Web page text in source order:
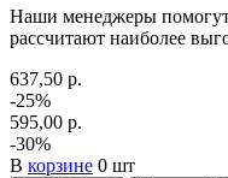
Наши менеджеры помогут
рассчитают наиболее
637,50 р.
-25%
595,00 р.
-30%
В корзине 0 шт